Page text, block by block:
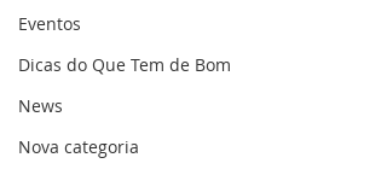
Eventos
Dicas do Que Tem de Bom
News
Nova categoria